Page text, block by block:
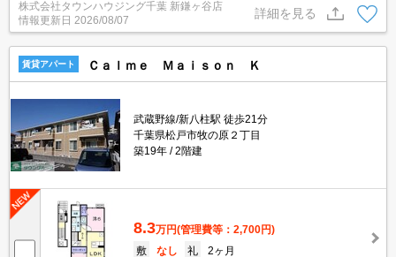
さい★
株式会社タウンハウジング千葉 新鎌ヶ谷店
情報更新日 2026/08/07
詳細を見る
賃貸アパート Ｃａｌｍｅ Ｍａｉｓｏｎ Ｋ
武蔵野線/新八柱駅 徒歩21分
千葉県松戸市牧の原２丁目
築19年
2階建
8.3万円(管理費等：2,700円)
敷
なし 礼
2ヶ月